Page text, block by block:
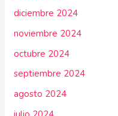
diciembre 2024
noviembre 2024
octubre 2024
septiembre 2024
agosto 2024